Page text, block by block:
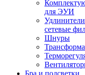
для ЭУИ
сетевые
Шнуры
Бра и подсветки